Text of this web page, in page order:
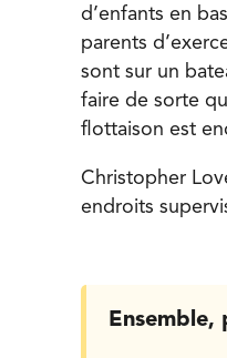
d’enfants en
parents
sont sur un
faire de sorte
flottaison est
Christopher
endroits
Ensemble,